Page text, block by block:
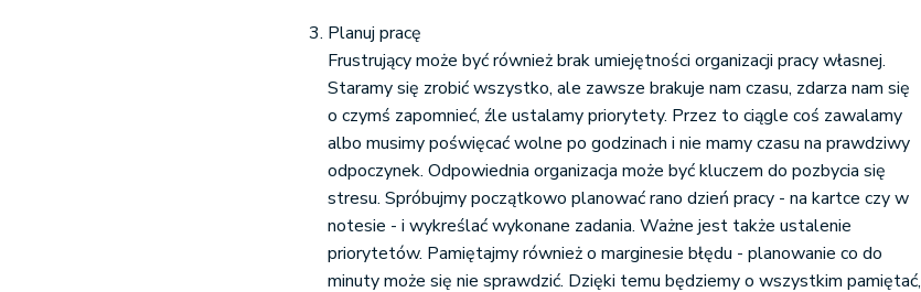
Planuj pracę
Frustrujący może być również brak umiejętności organizacji pracy własnej.
Staramy się zrobić wszystko, ale zawsze brakuje nam czasu, zdarza nam się
o czymś zapomnieć, źle ustalamy priorytety. Przez to ciągle coś zawalamy
albo musimy poświęcać wolne po godzinach i nie mamy czasu na prawdziwy
odpoczynek. Odpowiednia organizacja może być kluczem do pozbycia się
stresu. Spróbujmy początkowo planować rano dzień pracy - na kartce czy w
notesie - i wykreślać wykonane zadania. Ważne jest także ustalenie
priorytetów. Pamiętajmy również o marginesie błędu - planowanie co do
minuty może się nie sprawdzić. Dzięki temu będziemy o wszystkim pamiętać,